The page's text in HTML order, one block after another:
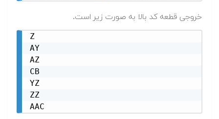
خروجی قطعه کد بالا به صورت زیر است.
Z
AY
AZ
CB
YZ
ZZ
AAC